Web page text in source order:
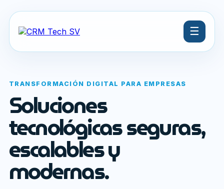
☰
TRANSFORMACIÓN DIGITAL PARA EMPRESAS
Soluciones
tecnológicas seguras,
escalables y
modernas.